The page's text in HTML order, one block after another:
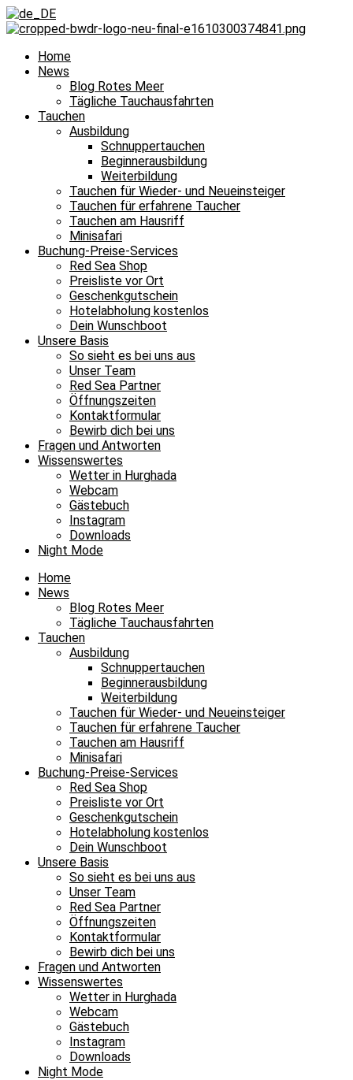
Home
News
Blog Rotes Meer
Tägliche Tauchausfahrten
Tauchen
Ausbildung
Schnuppertauchen
Beginnerausbildung
Weiterbildung
Tauchen für Wieder- und Neueinsteiger
Tauchen für erfahrene Taucher
Tauchen am Hausriff
Minisafari
Buchung-Preise-Services
Red Sea Shop
Preisliste vor Ort
Geschenkgutschein
Hotelabholung kostenlos
Dein Wunschboot
Unsere Basis
So sieht es bei uns aus
Unser Team
Red Sea Partner
Öffnungszeiten
Kontaktformular
Bewirb dich bei uns
Fragen und Antworten
Wissenswertes
Wetter in Hurghada
Webcam
Gästebuch
Instagram
Downloads
Night Mode
Home
News
Blog Rotes Meer
Tägliche Tauchausfahrten
Tauchen
Ausbildung
Schnuppertauchen
Beginnerausbildung
Weiterbildung
Tauchen für Wieder- und Neueinsteiger
Tauchen für erfahrene Taucher
Tauchen am Hausriff
Minisafari
Buchung-Preise-Services
Red Sea Shop
Preisliste vor Ort
Geschenkgutschein
Hotelabholung kostenlos
Dein Wunschboot
Unsere Basis
So sieht es bei uns aus
Unser Team
Red Sea Partner
Öffnungszeiten
Kontaktformular
Bewirb dich bei uns
Fragen und Antworten
Wissenswertes
Wetter in Hurghada
Webcam
Gästebuch
Instagram
Downloads
Night Mode